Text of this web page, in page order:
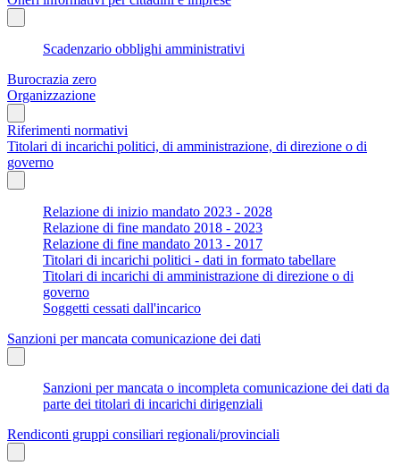
Scadenzario obblighi amministrativi
Burocrazia zero
Organizzazione
Riferimenti normativi
Titolari di incarichi politici, di amministrazione, di direzione o di
governo
Relazione di inizio mandato 2023 - 2028
Relazione di fine mandato 2018 - 2023
Relazione di fine mandato 2013 - 2017
Titolari di incarichi politici - dati in formato tabellare
Titolari di incarichi di amministrazione di direzione o di
governo
Soggetti cessati dall'incarico
Sanzioni per mancata comunicazione dei dati
Sanzioni per mancata o incompleta comunicazione dei dati da
parte dei titolari di incarichi dirigenziali
Rendiconti gruppi consiliari regionali/provinciali